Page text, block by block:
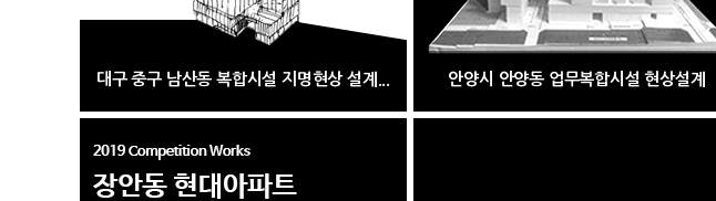
대구 중구 남산동 복합시설 지명현상 설계... 안양시 안양동 업무복합시설 현상설계